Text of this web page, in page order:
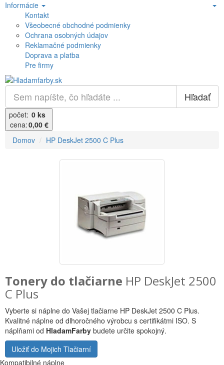
Informácie
Kontakt
Všeobecné obchodné podmienky
Ochrana osobných údajov
Reklamačné podmienky
Doprava a platba
Pre firmy
Hľadať
počet: 0 ks
cena:0,00 €
Domov
HP DeskJet 2500 C Plus
Tonery do tlačiarne HP DeskJet 2500
C Plus
Vyberte si náplne do Vašej tlačiarne HP DeskJet 2500 C Plus.
Kvalitné náplne od dlhoročného výrobcu s certifikátmi ISO. S
náplňami od HladamFarby budete určite spokojný.
Uložiť do Mojich Tlačiarní
Kompatibilné náplne